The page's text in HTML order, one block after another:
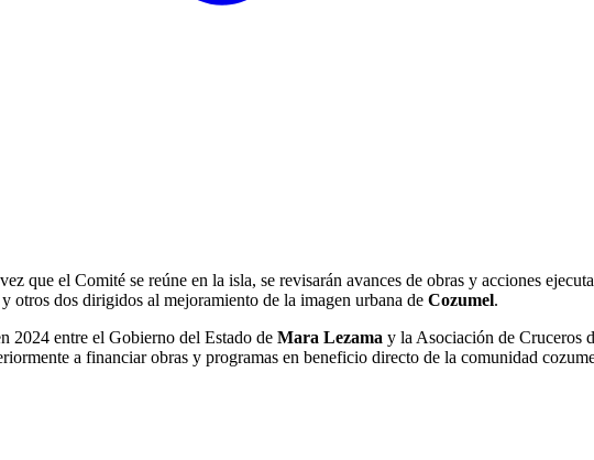
que el Comité se reúne en la isla, se revisarán avances de obras y acciones
otros dos dirigidos al mejoramiento de la imagen urbana de Cozumel.
2024 entre el Gobierno del Estado de Mara Lezama y la Asociación de Cruceros
a financiar obras y programas en beneficio directo de la comunidad